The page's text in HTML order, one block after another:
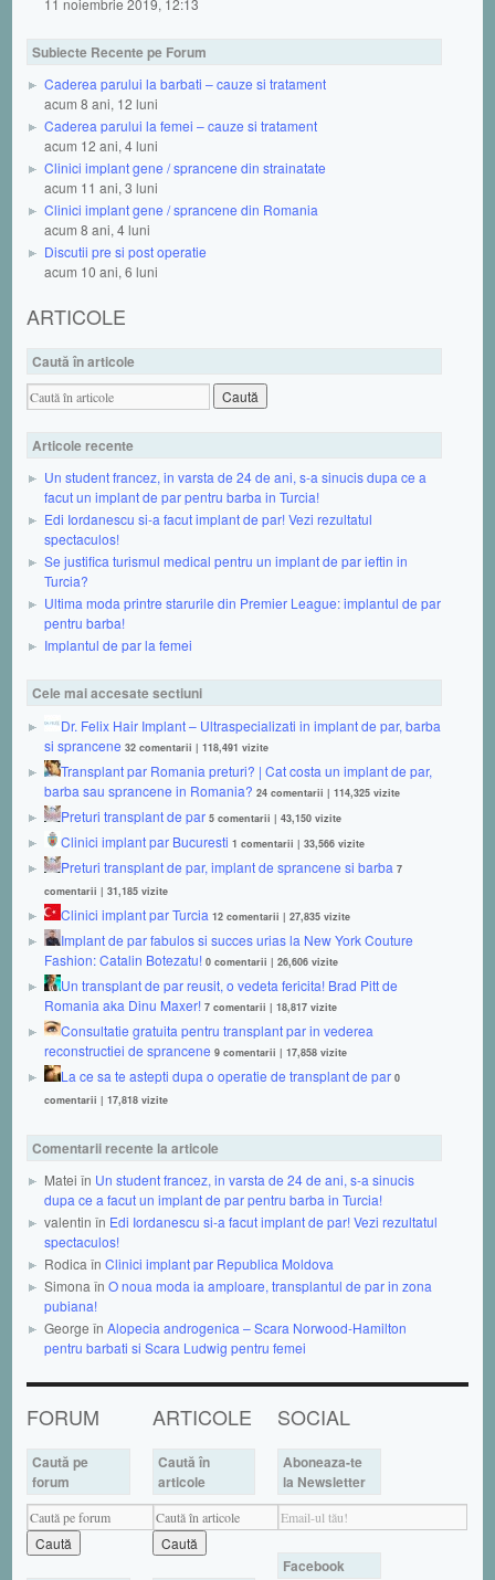
11 noiembrie 2019, 12:13
Subiecte Recente pe Forum
Caderea parului la barbati – cauze si tratament
acum 8 ani, 12 luni
Caderea parului la femei – cauze si tratament
acum 12 ani, 4 luni
Clinici implant gene / sprancene din strainatate
acum 11 ani, 3 luni
Clinici implant gene / sprancene din Romania
acum 8 ani, 4 luni
Discutii pre si post operatie
acum 10 ani, 6 luni
ARTICOLE
Caută în articole
Articole recente
Un student francez, in varsta de 24 de ani, s-a sinucis dupa ce a
facut un implant de par pentru barba in Turcia!
Edi Iordanescu si-a facut implant de par! Vezi rezultatul
spectaculos!
Se justifica turismul medical pentru un implant de par ieftin in
Turcia?
Ultima moda printre starurile din Premier League: implantul de par
pentru barba!
Implantul de par la femei
Cele mai accesate sectiuni
Dr. Felix Hair Implant – Ultraspecializati in implant de par, barba
si sprancene 32 comentarii | 118,491 vizite
Transplant par Romania preturi? | Cat costa un implant de par,
barba sau sprancene in Romania? 24 comentarii | 114,325 vizite
Preturi transplant de par 5 comentarii | 43,150 vizite
Clinici implant par Bucuresti 1 comentarii | 33,566 vizite
Preturi transplant de par, implant de sprancene si barba 7
comentarii | 31,185 vizite
Clinici implant par Turcia 12 comentarii | 27,835 vizite
Implant de par fabulos si succes urias la New York Couture
Fashion: Catalin Botezatu! 0 comentarii | 26,606 vizite
Un transplant de par reusit, o vedeta fericita! Brad Pitt de
Romania aka Dinu Maxer! 7 comentarii | 18,817 vizite
Consultatie gratuita pentru transplant par in vederea
reconstructiei de sprancene 9 comentarii | 17,858 vizite
La ce sa te astepti dupa o operatie de transplant de par 0
comentarii | 17,818 vizite
Comentarii recente la articole
Matei în Un student francez, in varsta de 24 de ani, s-a sinucis
dupa ce a facut un implant de par pentru barba in Turcia!
valentin în Edi Iordanescu si-a facut implant de par! Vezi rezultatul
spectaculos!
Rodica în Clinici implant par Republica Moldova
Simona în O noua moda ia amploare, transplantul de par in zona
pubiana!
George în Alopecia androgenica – Scara Norwood-Hamilton
pentru barbati si Scara Ludwig pentru femei
FORUM
Caută pe
forum
ARTICOLE
Caută în
articole
SOCIAL
Aboneaza-te
la Newsletter
Facebook